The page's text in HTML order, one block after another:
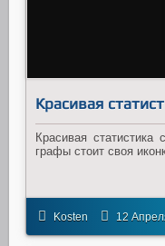
Красивая
Красивая
графы стоит своя
Kosten 12